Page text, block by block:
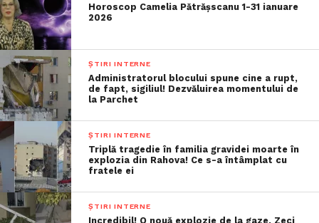
Horoscop Camelia Pătrășscanu 1-31 ianuare
2026
ȘTIRI INTERNE
Administratorul blocului spune cine a rupt,
de fapt, sigiliul! Dezvăluirea momentului de
la Parchet
ȘTIRI INTERNE
Triplă tragedie în familia gravidei moarte în
explozia din Rahova! Ce s-a întâmplat cu
fratele ei
ȘTIRI INTERNE
Incredibil! O nouă explozie de la gaze. Zeci